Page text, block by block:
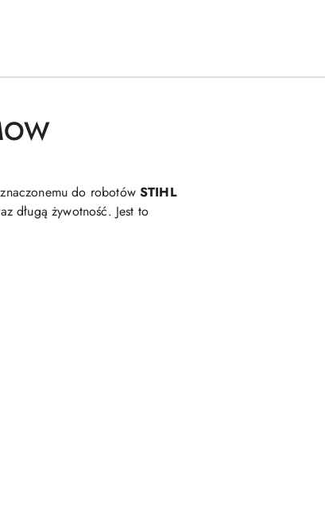
do robotów STIHL
długą żywotność. Jest to